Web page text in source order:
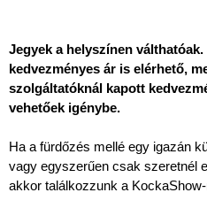
Jegyek a helyszínen
kedvezményes ár is elérhető,
szolgáltatóknál kapott
vehetőek igénybe.
Ha a fürdőzés mellé egy igazán
vagy egyszerűen csak szeretnél
akkor találkozzunk a